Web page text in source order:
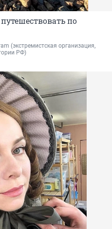
по
(экстремистская организация,
РФ)